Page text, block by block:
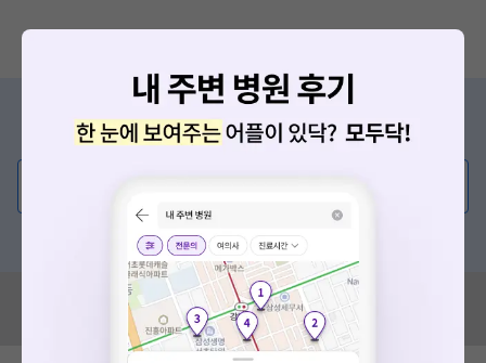
증상/치료, 궁금한 점이 있나요?
의사가 직접 답해드려요!
💬 무엇이든 물어보세요
혹은, 의료상담 서비스에 다양한 게시글 보러가기
혹시 잘못된 병원정보가 있나요?
모두닥 팀에 알려주세요!